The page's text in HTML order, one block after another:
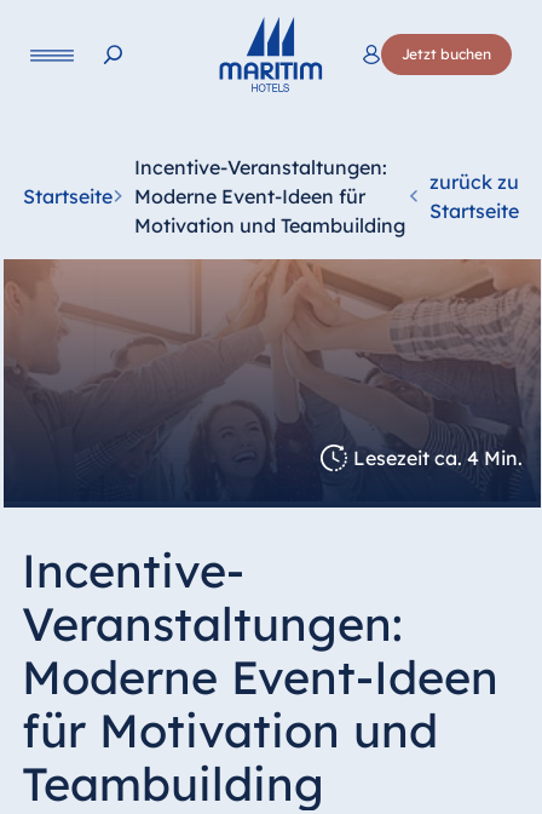
Jetzt buchen
Startseite
Incentive-Veranstaltungen:
Moderne Event-Ideen für
Motivation und Teambuilding
zurück zu
Startseite
Lesezeit ca. 4 Min.
Incentive-
Veranstaltungen:
Moderne Event-Ideen
für Motivation und
Teambuilding